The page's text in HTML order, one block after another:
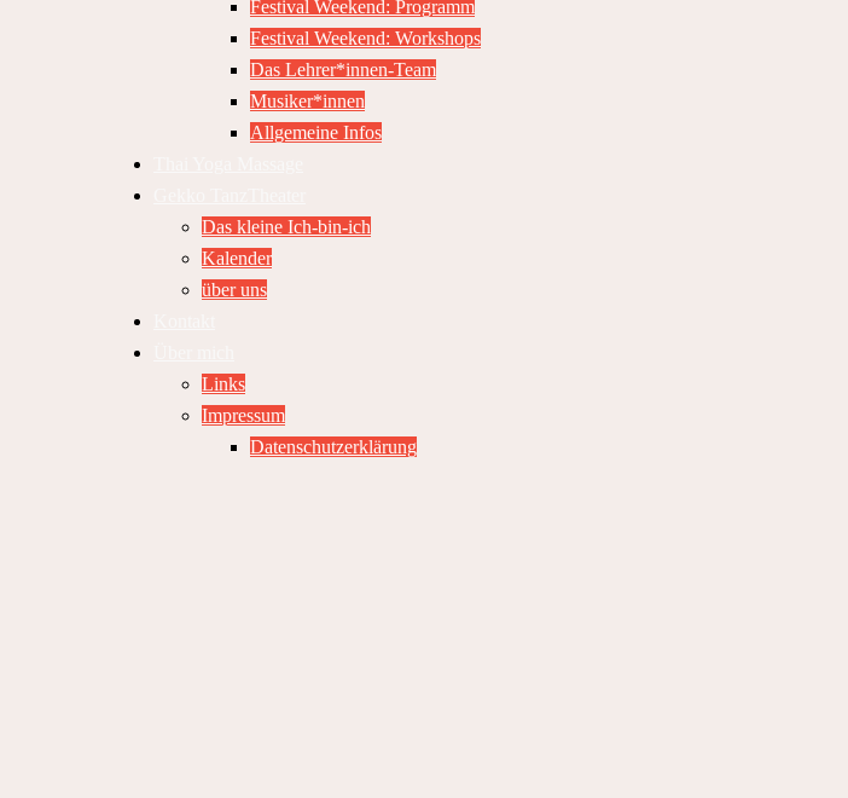
Festival Weekend: Programm
Festival Weekend: Workshops
Das Lehrer*innen-Team
Musiker*innen
Allgemeine Infos
Das kleine Ich-bin-ich
Kalender
über uns
Links
Impressum
Datenschutzerklärung